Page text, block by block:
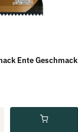
Ente Geschmack